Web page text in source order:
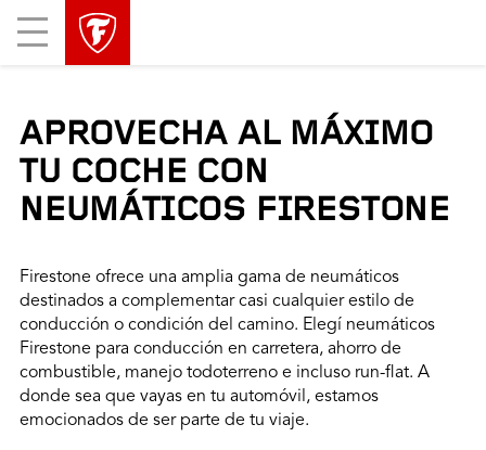
Mobile
Menu
APROVECHA AL MÁXIMO
TU COCHE CON
NEUMÁTICOS FIRESTONE
Firestone ofrece una amplia gama de neumáticos
destinados a complementar casi cualquier estilo de
conducción o condición del camino. Elegí neumáticos
Firestone para conducción en carretera, ahorro de
combustible, manejo todoterreno e incluso run-flat. A
donde sea que vayas en tu automóvil, estamos
emocionados de ser parte de tu viaje.